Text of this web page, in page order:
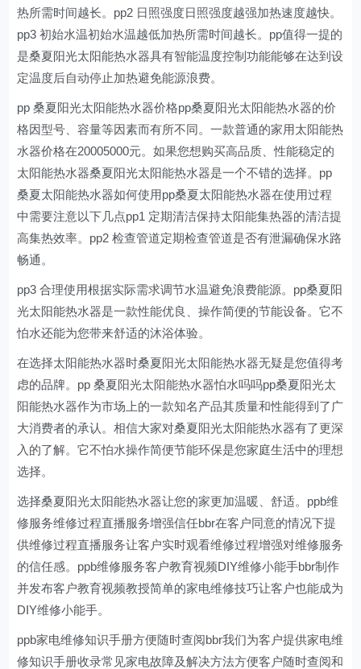
热所需时间越长。pp2 日照强度日照强度越强加热速度越快。
pp3 初始水温初始水温越低加热所需时间越长。pp值得一提的
是桑夏阳光太阳能热水器具有智能温度控制功能能够在达到设
定温度后自动停止加热避免能源浪费。
pp 桑夏阳光太阳能热水器价格pp桑夏阳光太阳能热水器的价
格因型号、容量等因素而有所不同。一款普通的家用太阳能热
水器价格在20005000元。如果您想购买高品质、性能稳定的
太阳能热水器桑夏阳光太阳能热水器是一个不错的选择。pp
桑夏太阳能热水器如何使用pp桑夏太阳能热水器在使用过程
中需要注意以下几点pp1 定期清洁保持太阳能集热器的清洁提
高集热效率。pp2 检查管道定期检查管道是否有泄漏确保水路
畅通。
pp3 合理使用根据实际需求调节水温避免浪费能源。pp桑夏阳
光太阳能热水器是一款性能优良、操作简便的节能设备。它不
怕水还能为您带来舒适的沐浴体验。
在选择太阳能热水器时桑夏阳光太阳能热水器无疑是您值得考
虑的品牌。pp 桑夏阳光太阳能热水器怕水吗吗pp桑夏阳光太
阳能热水器作为市场上的一款知名产品其质量和性能得到了广
大消费者的承认。相信大家对桑夏阳光太阳能热水器有了更深
入的了解。它不怕水操作简便节能环保是您家庭生活中的理想
选择。
选择桑夏阳光太阳能热水器让您的家更加温暖、舒适。ppb维
修服务维修过程直播服务增强信任bbr在客户同意的情况下提
供维修过程直播服务让客户实时观看维修过程增强对维修服务
的信任感。ppb维修服务客户教育视频DIY维修小能手bbr制作
并发布客户教育视频教授简单的家电维修技巧让客户也能成为
DIY维修小能手。
ppb家电维修知识手册方便随时查阅bbr我们为客户提供家电维
修知识手册收录常见家电故障及解决方法方便客户随时查阅和